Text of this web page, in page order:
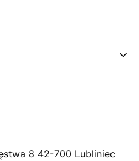
8 42-700 Lubliniec